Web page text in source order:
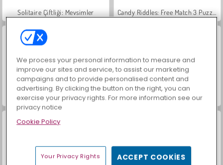
Solitaire Çiftliği: Mevsimler Candy Riddles: Free Match 3 Puzzle
Solitaire TriPeaks Story Mücevher Bahçesi Hikayesi
We process your personal information to measure and
improve our sites and service, to assist our marketing
campaigns and to provide personalised content and
advertising. By clicking the button on the right, you can
exercise your privacy rights. For more information see our
privacy notice
Cookie Policy
Your Privacy Rights ACCEPT COOKIES